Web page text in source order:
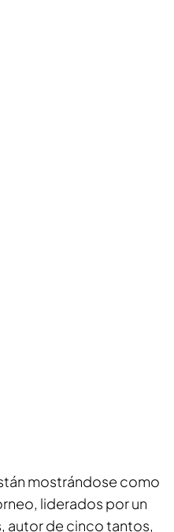
mostrándose como
liderados por un
autor de cinco tantos,